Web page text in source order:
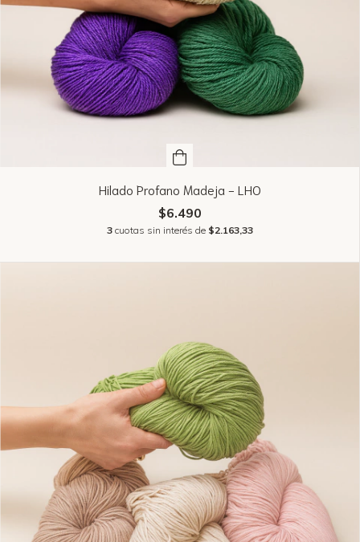
Hilado Profano Madeja - LHO
$6.490
3 cuotas sin interés de $2.163,33